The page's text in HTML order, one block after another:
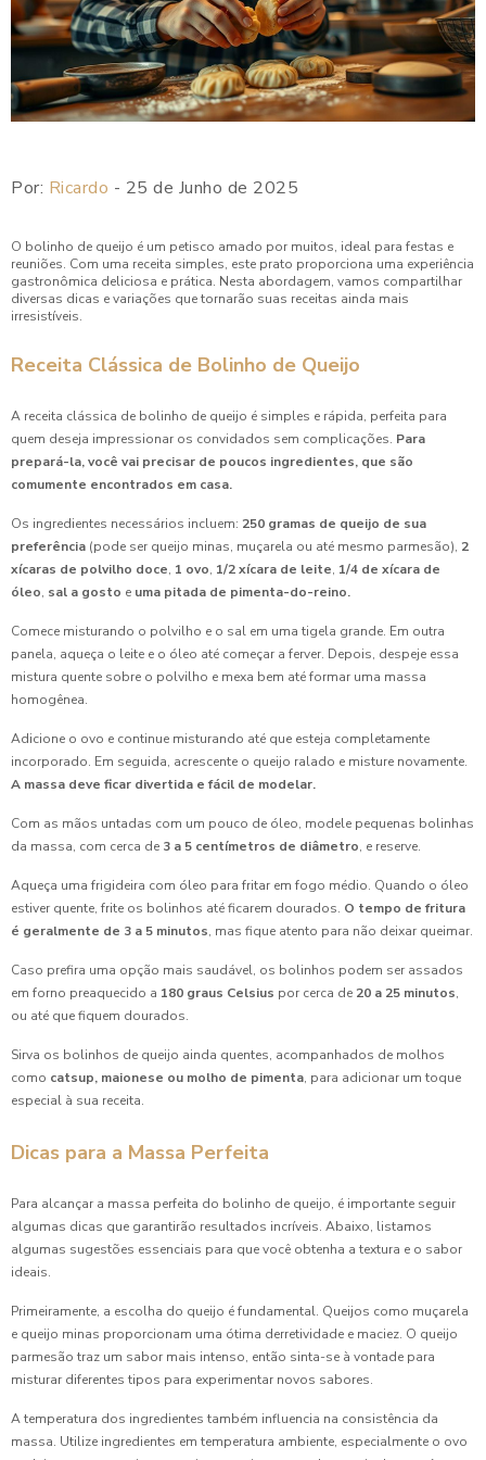
Como Preparar Deliciosas Coxinhas de Frango para Festa e
Impressionar seus Convidados
Como Preparar Esfiha de Carne para Festa Perfeita
Como Preparar o Enroladinho de Salsicha Perfeito para
Como Preparar o Melhor Enroladinho de Presunto e Queijo
em Poucos Passos
Como Preparar Risoletes Irresistíveis para Sua Festa
Encantar as Crianças
Como Preparar Salgado Assado Para Festa Infantil Perfeita
Coxinha de Aniversário: A Delícia que Não Pode Faltar na
Sua Festa
Coxinha de Aniversário é a Sensação das Festas: Descubra
Receitas e Dicas Incríveis
Dicas Incríveis
Sua Festa
Coxinha de Aniversário: Apreenda Novas Receitas e Dicas
Coxinha de Festa é a Estrela do Seu Evento: As Dicas mais
Irresistíveis
Coxinha de Festa é a Estrela do Seu Evento: Dicas e
Receitas Irresistíveis
Coxinha de Festa é a Estrela do Seu Evento: Dicas para
Preparar e Servir com Sucesso
Coxinha de Festa: 7 Receitas Irresistíveis para Surpreender
Coxinha de Festa: A Receita Perfeita para Encantar Seus
Convidados
Coxinha de Festa: Como Preparar a Receita Perfeita para
Encantar Seus Convidados
na Sua Festa
Por: Ricardo - 25 de Junho de 2025
O bolinho de queijo é um petisco amado por muitos, ideal para festas e
reuniões. Com uma receita simples, este prato proporciona uma experiência
gastronômica deliciosa e prática. Nesta abordagem, vamos compartilhar
diversas dicas e variações que tornarão suas receitas ainda mais
irresistíveis.
Receita Clássica de Bolinho de Queijo
A receita clássica de bolinho de queijo é simples e rápida, perfeita para
quem deseja impressionar os convidados sem complicações. Para
prepará-la, você vai precisar de poucos ingredientes, que são
comumente encontrados em casa.
Os ingredientes necessários incluem: 250 gramas de queijo de sua
preferência (pode ser queijo minas, muçarela ou até mesmo parmesão), 2
xícaras de polvilho doce, 1 ovo, 1/2 xícara de leite, 1/4 de xícara de
óleo, sal a gosto e uma pitada de pimenta-do-reino.
Comece misturando o polvilho e o sal em uma tigela grande. Em outra
panela, aqueça o leite e o óleo até começar a ferver. Depois, despeje essa
mistura quente sobre o polvilho e mexa bem até formar uma massa
homogênea.
Adicione o ovo e continue misturando até que esteja completamente
incorporado. Em seguida, acrescente o queijo ralado e misture novamente.
A massa deve ficar divertida e fácil de modelar.
Com as mãos untadas com um pouco de óleo, modele pequenas bolinhas
da massa, com cerca de 3 a 5 centímetros de diâmetro, e reserve.
Aqueça uma frigideira com óleo para fritar em fogo médio. Quando o óleo
estiver quente, frite os bolinhos até ficarem dourados. O tempo de fritura
é geralmente de 3 a 5 minutos, mas fique atento para não deixar queimar.
Caso prefira uma opção mais saudável, os bolinhos podem ser assados
em forno preaquecido a 180 graus Celsius por cerca de 20 a 25 minutos,
ou até que fiquem dourados.
Sirva os bolinhos de queijo ainda quentes, acompanhados de molhos
como catsup, maionese ou molho de pimenta, para adicionar um toque
especial à sua receita.
Dicas para a Massa Perfeita
Para alcançar a massa perfeita do bolinho de queijo, é importante seguir
algumas dicas que garantirão resultados incríveis. Abaixo, listamos
algumas sugestões essenciais para que você obtenha a textura e o sabor
ideais.
Primeiramente, a escolha do queijo é fundamental. Queijos como muçarela
e queijo minas proporcionam uma ótima derretividade e maciez. O queijo
parmesão traz um sabor mais intenso, então sinta-se à vontade para
misturar diferentes tipos para experimentar novos sabores.
A temperatura dos ingredientes também influencia na consistência da
massa. Utilize ingredientes em temperatura ambiente, especialmente o ovo